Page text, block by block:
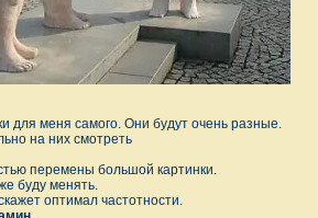
для меня самого. Они будут очень разные.
на них смотреть
перемены большой картинки.
буду менять.
оптимал частотности.